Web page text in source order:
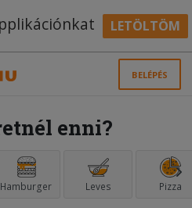
LETÖLTÖM
BELÉPÉS
enni?
Hamburger Leves Pizza